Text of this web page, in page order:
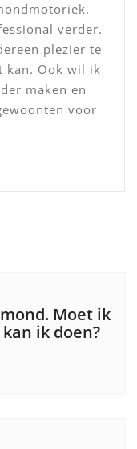
verder.
plezier te
kan. Ook wil ik
maken en
voor
Moet ik
ik doen?